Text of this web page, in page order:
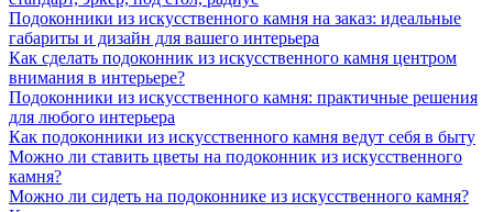
Подоконники из искусственного камня на заказ: идеальные
габариты и дизайн для вашего интерьера
Как сделать подоконник из искусственного камня центром
внимания в интерьере?
Подоконники из искусственного камня: практичные решения
для любого интерьера
Как подоконники из искусственного камня ведут себя в быту
Можно ли ставить цветы на подоконник из искусственного
камня?
Можно ли сидеть на подоконнике из искусственного камня?